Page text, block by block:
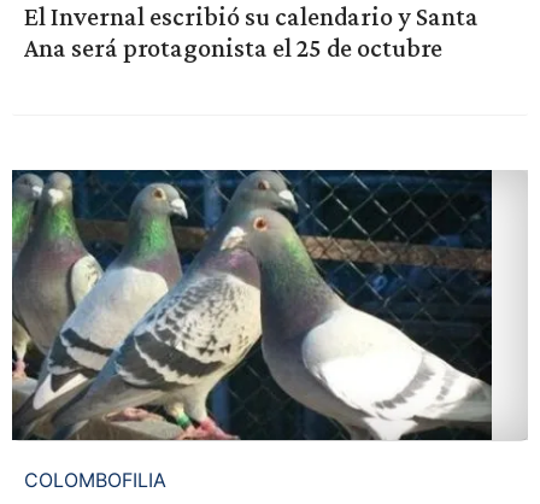
El Invernal escribió su calendario y Santa
Ana será protagonista el 25 de octubre
COLOMBOFILIA